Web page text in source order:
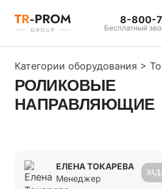
8-800-
Бесплатный
Категории оборудования >
РОЛИКОВЫЕ
НАПРАВЛЯЮЩИЕ
ЕЛЕНА ТОКАРЕВА
Менеджер